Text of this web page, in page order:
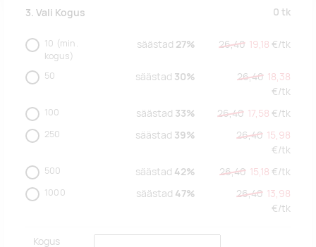
3. Vali Kogus 0 tk
10 (min.
kogus)
säästad 27% 26,40 19,18 €/tk
50 säästad 30% 26,40 18,38
€/tk
100 säästad 33% 26,40 17,58 €/tk
250 säästad 39% 26,40 15,98
€/tk
500 säästad 42% 26,40 15,18 €/tk
1000 säästad 47% 26,40 13,98
€/tk
Kogus